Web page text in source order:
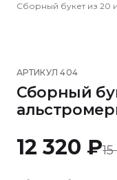
Сборный букет из 20
АРТИКУЛ404
Сборный
12 320 ₽